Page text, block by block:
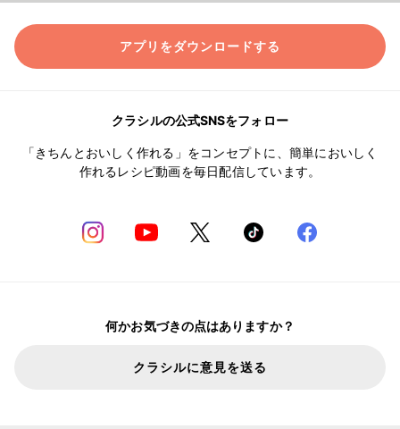
アプリをダウンロードする
クラシルの公式SNSをフォロー
「きちんとおいしく作れる」をコンセプトに、簡単においしく
作れるレシピ動画を毎日配信しています。
何かお気づきの点はありますか？
クラシルに意見を送る